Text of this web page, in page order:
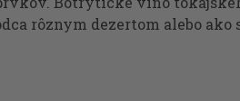
rôznym dezertom alebo ako